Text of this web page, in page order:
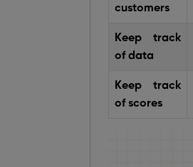
customers
Keep track
of data
Keep track
of scores